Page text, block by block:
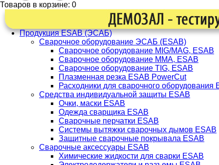
Товаров в корзине: 0
Продукция ESAB (ЭСАБ)
Сварочное оборудование ЭСАБ (ESAB)
Сварочное оборудование MIG/MAG, ESAB
Сварочное оборудование ММА, ESAB
Сварочное оборудование TIG, ESAB
Плазменная резка ESAB PowerCut
Расходники для сварочного оборудования
Средства индивидуальной защиты ESAB
Очки, маски ESAB
Одежда сварщика ESAB
Сварочные перчатки ESAB
Системы вытяжки сварочных дымов ESAB
Защитные сварочные покрывала ESAB
Сварочные аксессуары ESAB
Химические жидкости для сварки ESAB